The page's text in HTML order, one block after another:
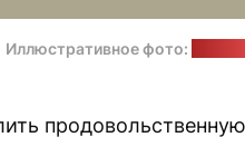
Иллюстративное фото: